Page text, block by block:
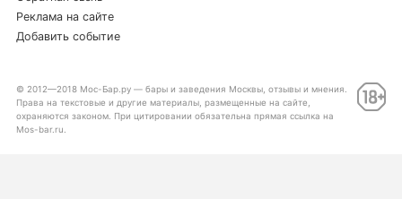
Реклама на сайте
Добавить событие
© 2012—2018 Мос-Бар.ру — бары и заведения Москвы, отзывы и мнения.
Права на текстовые и другие материалы, размещенные на сайте,
охраняются законом. При цитировании обязательна прямая ссылка на
Mos-bar.ru.